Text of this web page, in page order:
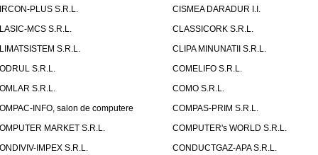
PLUS S.R.L.
CISMEA DARADUR I.I.
MCS S.R.L.
CLASSICORK S.R.L.
S.R.L.
CLIPA MINUNATII S.R.L.
S.R.L.
COMELIFO S.R.L.
S.R.L.
COMO S.R.L.
INFO, salon de computere
COMPAS-PRIM S.R.L.
MARKET S.R.L.
COMPUTER's WORLD S.R.L.
IMPEX S.R.L.
CONDUCTGAZ-APA S.R.L.